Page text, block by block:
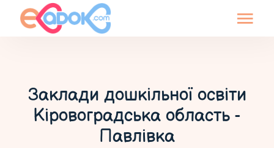
Заклади дошкільної освіти
Кіровоградська область -
Павлівка